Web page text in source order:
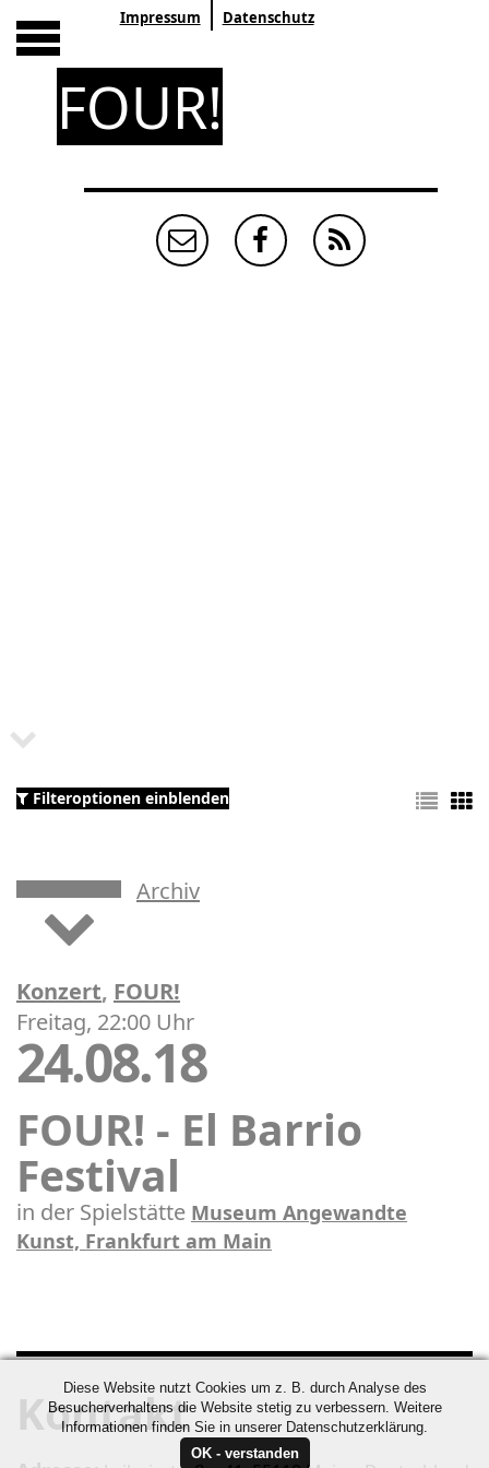
Impressum Datenschutz
FOUR!
Filteroptionen einblenden
Konzert, FOUR!
Archiv
Freitag, 22:00 Uhr
24.08.18
FOUR! - El Barrio
Festival
in der Spielstätte Museum Angewandte
Kunst, Frankfurt am Main
Kontakt
Diese Website nutzt Cookies um z. B. durch Analyse des
Besucherverhaltens die Website stetig zu verbessern. Weitere
Informationen finden Sie in unserer Datenschutzerklärung.